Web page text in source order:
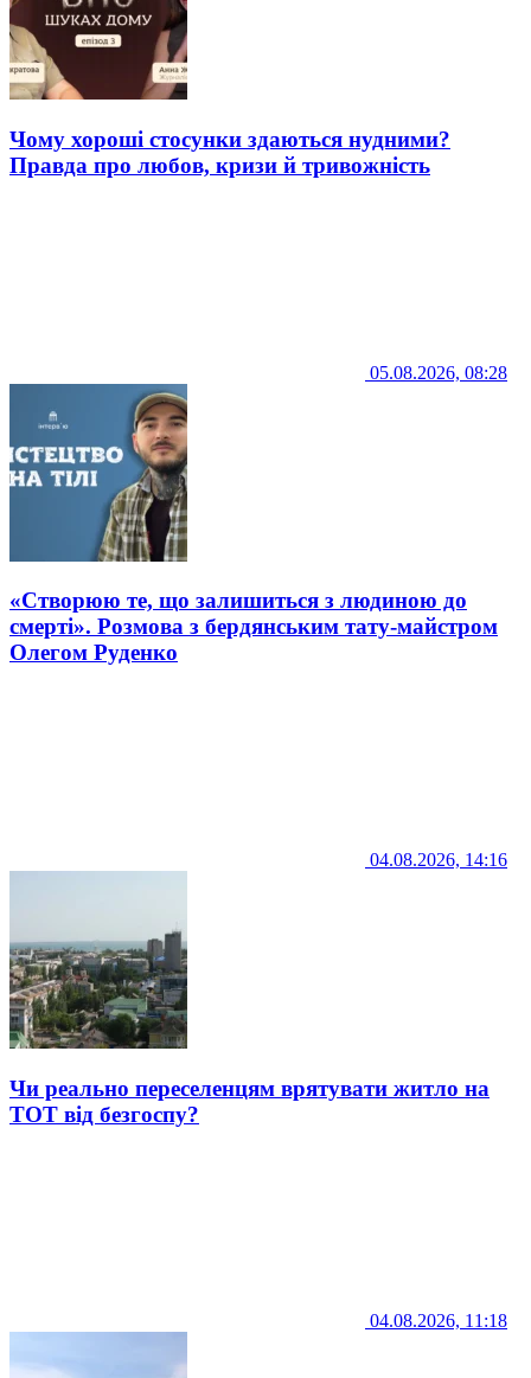
Чому хороші стосунки здаються нудними?
Правда про любов, кризи й тривожність
05.08.2026, 08:28
«Створюю те, що залишиться з людиною до
смерті». Розмова з бердянським тату-майстром
Олегом Руденко
04.08.2026, 14:16
Чи реально переселенцям врятувати житло на
ТОТ від безгоспу?
04.08.2026, 11:18